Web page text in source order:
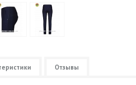
Отзывы